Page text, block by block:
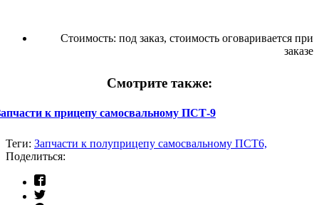
Стоимость: под заказ, стоимость оговаривается при
заказе
Смотрите также:
к прицепу самосвальному ПСТ-9
Теги: Запчасти к полуприцепу самосвальному ПСТ6,
Поделиться: